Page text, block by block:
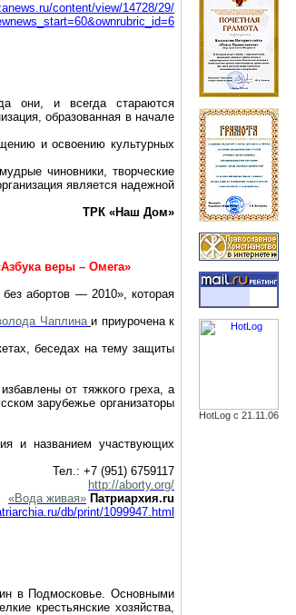
content/view/14728/29/
они, и всегда стараются
образованная в начале
и освоению культурных
чиновники, творческие
является надежной
ТРК «Наш Дом»
веры – Омега»
абортов — 2010», которая
Чаплина и приурочена к
беседах на тему защиты
от тяжкого греха, а
зарубежье организаторы
и названием участвующих
Тел.: +7 (951) 6759117
http://aborty.org/
«Вода живая» Патриархия.ru
db/print/1099947.html
в Подмосковье. Основными
крестьянские хозяйства,
HotLog с 21.11.06